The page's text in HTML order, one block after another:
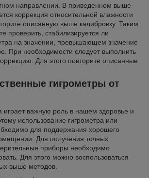
направлении. В приведенном выше
коррекция относительной влажности
описанную выше калибровку. Таким
проверить, стабилизируется ли
на значении, превышающем значение
При необходимости следует выполнить
Для этого повторите описанные
гигрометры от
играет важную роль в нашем здоровье и
использование гигрометра или
для поддержания хорошего
Для получения точных
приборы необходимо
Для этого можно воспользоваться
выше методов.